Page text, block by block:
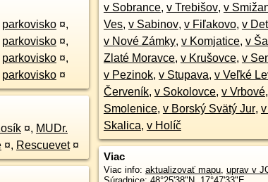
parkovisko ¤,
parkovisko ¤,
parkovisko ¤,
parkovisko ¤
¤, MUDr.
¤, Rescuevet ¤
v Sobrance, v Trebišov, v
Ves, v Sabinov, v Fiľakovo, v
v Nové Zámky, v Komjatice, v
Zlaté Moravce, v Krušovce, v
v Pezinok, v Stupava, v Veľké
Červeník, v Sokolovce, v Vrbové,
Smolenice, v Borský Svätý Jur,
Skalica, v Holíč
Viac
Viac info: aktualizovať mapu, uprav v